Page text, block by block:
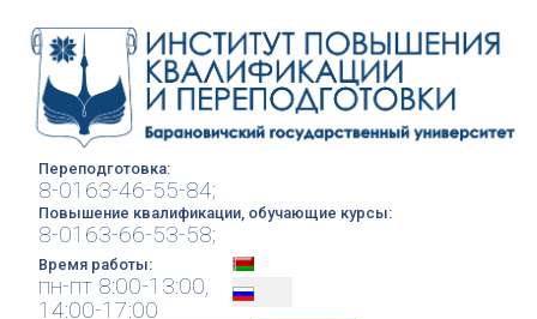
Переподготовка:
8-0163-46-55-84;
Повышение квалификации, обучающие курсы:
8-0163-66-53-58;
Время работы:
пн-пт 8:00-13:00,
14:00-17:00
Выберите язык